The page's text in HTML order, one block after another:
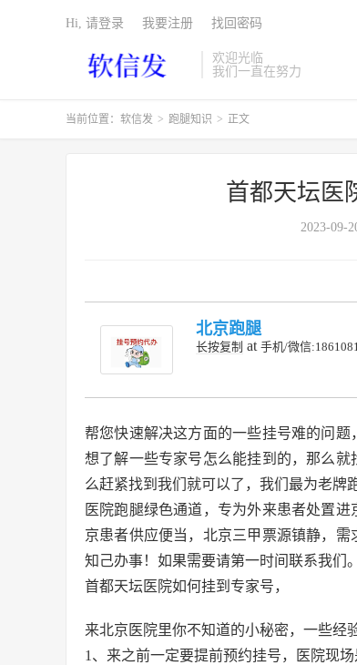
欢迎光临
我们一直在努力
Hi, 请登录 我要注册 找回密码
当前位置： 软信发 > 跑腿知识 > 正文
首都天坛医
2023-09-
北京跑腿
长按复制 at 手机/微信
帮您快速解决这方面的一些挂号难的问
想了解一些专家号怎么能挂到的，那么
么赶紧找到我们就可以了，我们最为老牌
医院跑腿绿色通道，专为外来患者处置
京患者供应便当，北京三甲票源镇静，需
知己办事！如果需要请第一时间联系我们。
首都天坛医院如何挂到专家号，
来北京医院里你不知道的小秘密，一些经
1、来之前一定要提前预约挂号，医院现场